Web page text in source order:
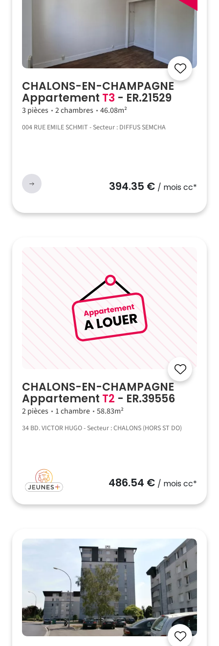
CHALONS-EN-CHAMPAGNE
Appartement T3 - ER.21529
3 pièces 2 chambres 46.08m²
004 RUE EMILE SCHMIT - Secteur : DIFFUS SEMCHA
394.35 € / mois cc*
CHALONS-EN-CHAMPAGNE
Appartement T2 - ER.39556
2 pièces 1 chambre 58.83m²
34 BD. VICTOR HUGO - Secteur : CHALONS (HORS ST DO)
486.54 € / mois cc*